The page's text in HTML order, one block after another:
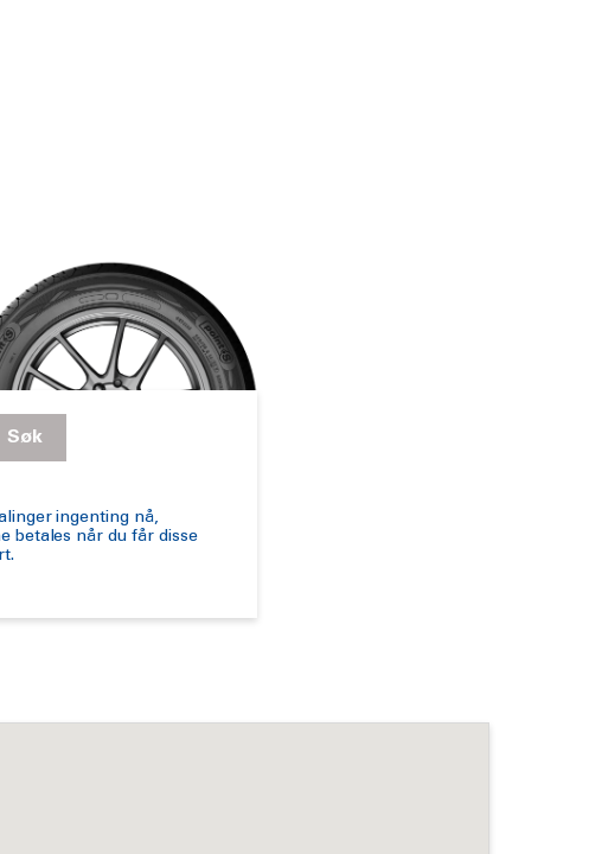
Søk
ingenting nå,
betales når du får disse